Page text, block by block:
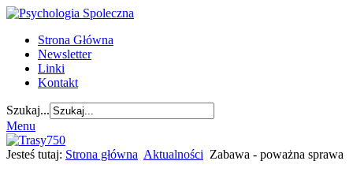
Strona Główna
Newsletter
Linki
Kontakt
Szukaj...
Menu
Jesteś tutaj: Strona główna Aktualności Zabawa - poważna sprawa